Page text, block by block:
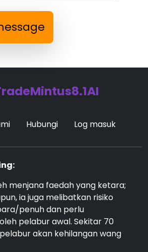
Hubungi Log masuk
menjana faedah yang ketara;
ia juga melibatkan risiko
penuh dan perlu
pelabur awal. Sekitar 70
akan kehilangan wang